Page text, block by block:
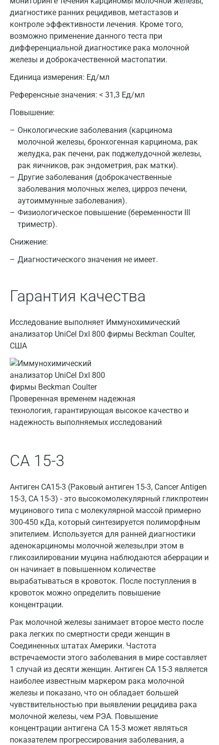
диагностике ранних рецидивов, метастазов и
контроле эффективности лечения. Кроме того,
возможно применение данного теста при
дифференциальной диагностике рака молочной
железы и доброкачественной мастопатии.
Единица измерения: Ед/мл
Референсные значения: < 31,3 Ед/мл
Повышение:
Онкологические заболевания (карцинома
молочной железы, бронхогенная карцинома, рак
желудка, рак печени, рак поджелудочной железы,
рак яичников, рак эндометрия, рак матки).
Другие заболевания (доброкачественные
заболевания молочных желез, цирроз печени,
аутоиммунные заболевания).
Физиологическое повышение (беременности III
триместр).
Снижение:
Диагностического значения не имеет.
Гарантия качества
Исследование выполняет Иммунохимический
анализатор UniCel DxI 800 фирмы Beckman Coulter,
США
Проверенная временем надежная
технология, гарантирующая высокое качество и
надежность выполняемых исследований
СА 15-3
Антиген СА15-3 (Раковый антиген 15-3, Cancer Antigen
15-3, CA 15-3) - это высокомолекулярный гликпротеин
муцинового типа с молекулярной массой примерно
300-450 кДа, который синтезируется полиморфным
эпителием. Используется для ранней диагностики
аденокарциномы молочной железы,при этом в
гликозилировании муцина наблюдаются аберрации и
он начинает в повышенном количестве
вырабатываться в кровоток. После поступления в
кровоток можно определить повышение
концентрации.
Рак молочной железы занимает второе место после
рака легких по смертности среди женщин в
Соединенных штатах Америки. Частота
встречаемости этого заболевания в мире составляет
1 случай из десяти женщин. Антиген СА 15-3 является
наиболее известным маркером рака молочной
железы и показано, что он обладает большей
чувствительностью при выявлении рецидива рака
молочной железы, чем РЭА. Повышение
концентрации антигена СА 15-3 может являться
показателем прогрессирования заболевания, а
Санкт-Петербург
Нижний Новгород
Казань
Апрелевка
Армавир
Астрахань
Балашиха
Брянск
Видное
Волгоград
Вологда
Геленджик
Голубое
Дзержинск
Дзержинский
Дмитров
Долгопрудный
Домодедово
Екатеринбург
Жуковский
Звенигород
Зеленоград
Ивантеевка
Ижевск